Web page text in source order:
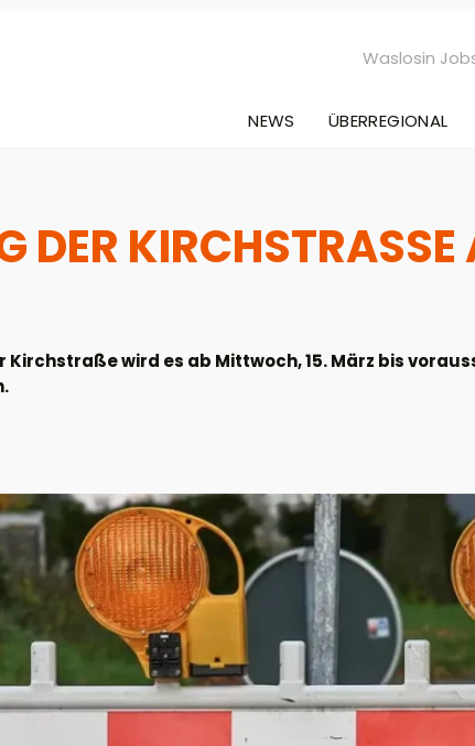
Waslosin
NEWS ÜBERREGIONAL
DER KIRCHSTRASSE
wird es ab Mittwoch, 15. März bis